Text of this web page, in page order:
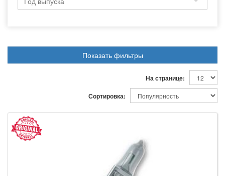
Показать фильтры
На странице:
Сортировка: